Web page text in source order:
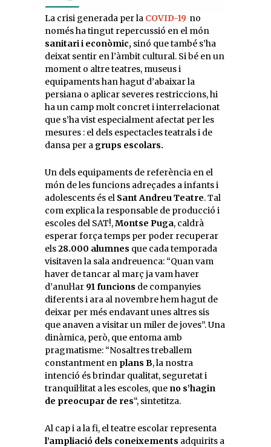
La crisi generada per la COVID-19 no
només ha tingut repercussió en el món
sanitari i econòmic, sinó que també s’ha
deixat sentir en l’àmbit cultural. Si bé en un
moment o altre teatres, museus i
equipaments han hagut d’abaixar la
persiana o aplicar severes restriccions, hi
ha un camp molt concret i interrelacionat
que s’ha vist especialment afectat per les
mesures : el dels espectacles teatrals i de
dansa per a grups escolars.
Un dels equipaments de referència en el
món de les funcions adreçades a infants i
adolescents és el Sant Andreu Teatre. Tal
com explica la responsable de producció i
escoles del SAT!,Montse Puga, caldrà
esperar força temps per poder recuperar
els28.000 alumnes que cada temporada
visitaven la sala andreuenca: “Quan vam
haver de tancar al març ja vam haver
d’anul·lar 91 funcions de companyies
diferents i ara al novembre hem hagut de
deixar per més endavant unes altres sis
que anaven a visitar un miler de joves”. Una
dinàmica, però, que entoma amb
pragmatisme: “Nosaltres treballem
constantment en plans B, la nostra
intenció és brindar qualitat, seguretat i
tranquil·litat a les escoles, que no s’hagin
de preocupar de res“, sintetitza.
Al cap i a la fi, el teatre escolar representa
l’ampliació dels coneixements adquirits a